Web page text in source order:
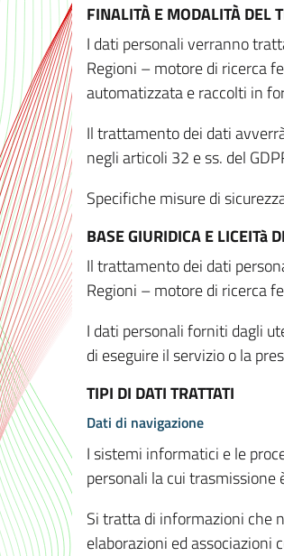
FINALITÀ E MODALITÀ DEL
I dati personali verranno
Regioni – motore di ricerca
automatizzata e raccolti in
Il trattamento dei dati
negli articoli 32 e ss. del
Specifiche misure di
BASE GIURIDICA E LICEITà
Il trattamento dei dati
Regioni – motore di ricerca
I dati personali forniti dagli
di eseguire il servizio o la
TIPI DI DATI TRATTATI
Dati di navigazione
I sistemi informatici e le
personali la cui trasmissione
Si tratta di informazioni che
elaborazioni ed